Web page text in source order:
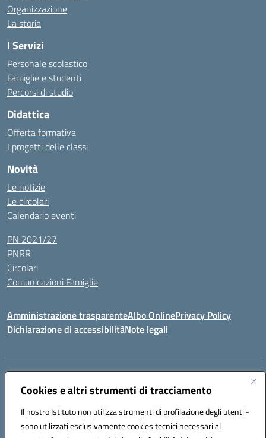
Cookies e altri strumenti di tracciamento
Il nostro Istituto non utilizza strumenti di profilazione degli utenti -
sono utilizzati esclusivamente cookies tecnici necessari al
Organizzazione
La storia
I Servizi
Personale scolastico
Famiglie e studenti
Percorsi di studio
Didattica
Offerta formativa
I progetti delle classi
Novità
Le notizie
Le circolari
Calendario eventi
PN 2021/27
PNRR
Circolari
Comunicazioni Famiglie
Amministrazione trasparenteAlbo OnlinePrivacy Policy
Dichiarazione di accessibilitàNote legali
Indirizzo:
Centralino:(+39) 0737787634 Email:mcic80700n@istruzione.it
Codice fiscale: 92010940432
Codice meccanografico:
MCIC80700N